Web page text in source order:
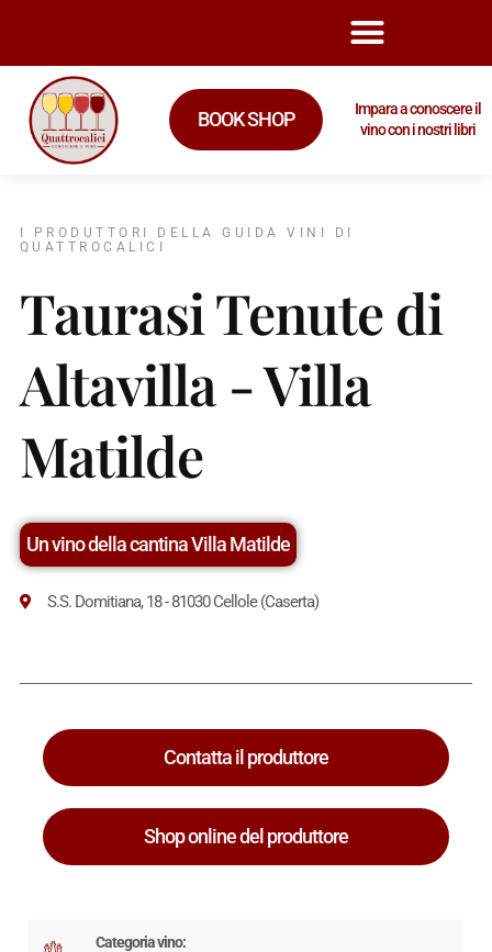
BOOK SHOP
Impara a conoscere il
vino con i nostri libri
I PRODUTTORI DELLA GUIDA VINI DI
QUATTROCALICI
Taurasi Tenute di
Altavilla - Villa
Matilde
Un vino della cantina Villa Matilde
S.S. Domitiana, 18 - 81030 Cellole (Caserta)
Categoria vino:
Contatta il produttore
Shop online del produttore